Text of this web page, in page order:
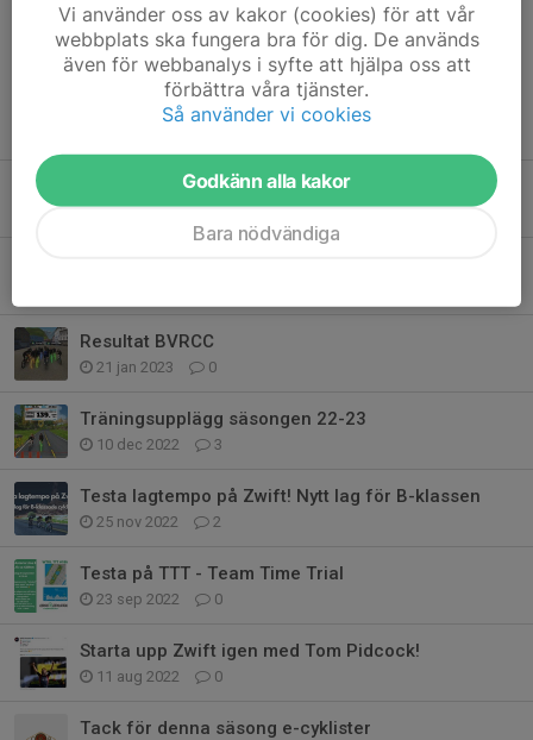
Tidigare nyheter
IndieVelo och MyWhoosh "gratisalternativ" till Zwift
7 aug 2024 0
Resultat BVRCC
21 jan 2023 0
Träningsupplägg säsongen 22-23
10 dec 2022 3
Testa lagtempo på Zwift! Nytt lag för B-klassen
25 nov 2022 2
Testa på TTT - Team Time Trial
23 sep 2022 0
Starta upp Zwift igen med Tom Pidcock!
11 aug 2022 0
Tack för denna säsong e-cyklister
Vi använder oss av kakor (cookies) för att vår
webbplats ska fungera bra för dig. De används
även för webbanalys i syfte att hjälpa oss att
förbättra våra tjänster.
Så använder vi cookies
Godkänn alla kakor
Bara nödvändiga